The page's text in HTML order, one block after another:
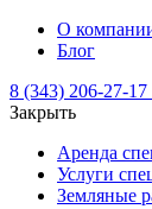
О
Блог
8 (343) 206-27-17
Закрыть
Аренда
Услуги
Земляные